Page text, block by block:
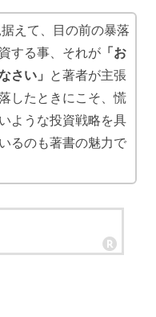
えて、目の前の暴落
する事、それが 「お
さい」
と著者が主張
したときにこそ、慌
ような投資戦略を具
るのも著書の魅力で